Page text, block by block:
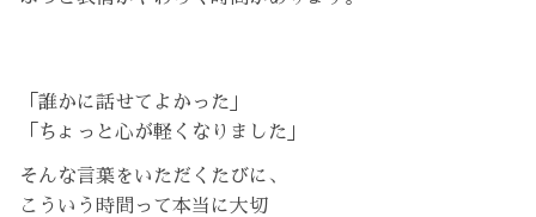
「誰かに話せてよかった」
「ちょっと心が軽くなりました」
そんな言葉をいただくたびに、
こういう時間って本当に大切